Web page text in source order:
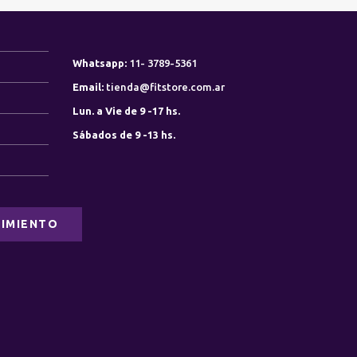
Whatsapp: 11- 3789-5361
Email: tienda@fitstore.com.ar
Lun. a Vie de 9 -17 hs.
Sábados de 9 -13 hs.